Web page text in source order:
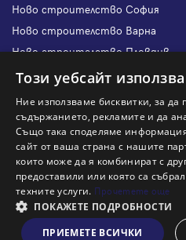
Ново строителство София
Ново строителство Варна
Ново строителство Пловдив
Ново строителство Бургас
Защо да отдам имот с Адрес?
Наши офиси
Кариери
Кои сме ние?
Франчайз
Блог
Този уебсайт
Ние използваме бисквитки, за да
съдържанието, рекламите и да
Също така споделяме
сайт от ваша страна с нашите
които може да я комбинират с
предоставили или която са
техните услуги. Прочетете още
ПОКАЖЕТЕ ПОДРОБНОСТИ
ПРИЕМЕТЕ ВСИЧКИ